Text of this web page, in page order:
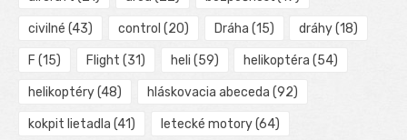
civilné (43) control (20) Dráha (15) dráhy(18)
F (15) Flight (31) heli (59) helikoptéra (54)
helikoptéry(48) hláskovacia abeceda (92)
kokpit lietadla (41) letecké motory(64)